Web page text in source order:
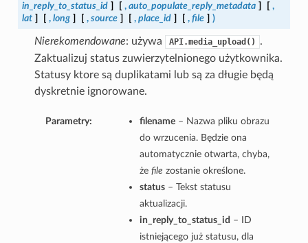
in_reply_to_status_id ] [ , auto_populate_reply_metadata ] [ ,
lat ] [ , long ] [ , source ] [ , place_id ] [ , file ] )
Nierekomendowane: używa API.media_upload()
.
Zaktualizuj status zuwierzytelnionego użytkownika.
Statusy ktore są duplikatami lub są za długie będą
dyskretnie ignorowane.
Parametry: filename– Nazwa pliku obrazu
do wrzucenia. Będzie ona
automatycznie otwarta, chyba,
że file zostanie określone.
status– Tekst statusu
aktualizacji.
in_reply_to_status_id – ID
istniejącego już statusu, dla